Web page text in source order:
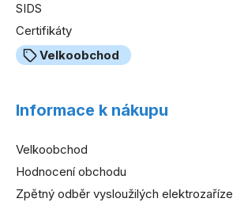
SIDS
Certifikáty
Velkoobchod
Informace k nákupu
Velkoobchod
Hodnocení obchodu
Zpětný odběr vysloužilých